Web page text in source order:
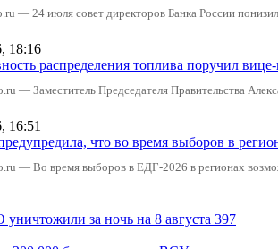
— 24 июля совет директоров Банка России
18:16
распределения топлива поручил
— Заместитель Председателя Правительства
16:51
что во время выборов в
— Во время выборов в ЕДГ-2026 в регионах
за ночь на 8 августа 397